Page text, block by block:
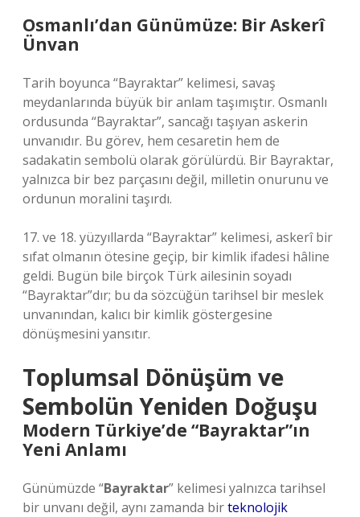
Osmanlı’dan Günümüze: Bir Askerî
Ünvan
Tarih boyunca “Bayraktar” kelimesi, savaş
meydanlarında büyük bir anlam taşımıştır. Osmanlı
ordusunda “Bayraktar”, sancağı taşıyan askerin
unvanıdır. Bu görev, hem cesaretin hem de
sadakatin sembolü olarak görülürdü. Bir Bayraktar,
yalnızca bir bez parçasını değil, milletin onurunu ve
ordunun moralini taşırdı.
17. ve 18. yüzyıllarda “Bayraktar” kelimesi, askerî bir
sıfat olmanın ötesine geçip, bir kimlik ifadesi hâline
geldi. Bugün bile birçok Türk ailesinin soyadı
“Bayraktar”dır; bu da sözcüğün tarihsel bir meslek
unvanından, kalıcı bir kimlik göstergesine
dönüşmesini yansıtır.
Toplumsal Dönüşüm ve
Sembolün Yeniden Doğuşu
Modern Türkiye’de “Bayraktar”ın
Yeni Anlamı
Günümüzde “Bayraktar” kelimesi yalnızca tarihsel
bir unvanı değil, aynı zamanda birteknolojik